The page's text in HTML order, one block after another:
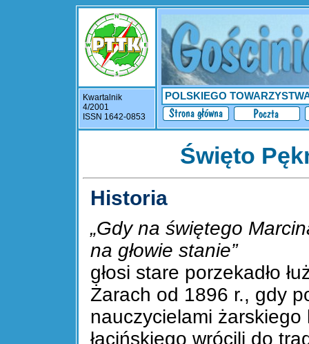
POLSKIEGO
Kwartalnik
4/2001
ISSN 1642-0853
Święto
Historia
„Gdy na świętego
na głowie stanie”
głosi stare porzekadło
Żarach od 1896 r., gdy
nauczycielami
łacińskiego wrócili do